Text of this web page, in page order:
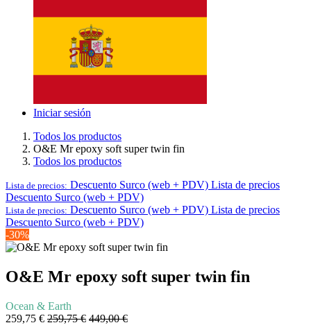
Iniciar sesión
Todos los productos
O&E Mr epoxy soft super twin fin
Todos los productos
Lista de precios: Descuento Surco (web + PDV) Lista de precios
Descuento Surco (web + PDV)
Lista de precios: Descuento Surco (web + PDV) Lista de precios
Descuento Surco (web + PDV)
-30%
O&E Mr epoxy soft super twin fin
Ocean & Earth
259,75 € 259,75€ 449,00€